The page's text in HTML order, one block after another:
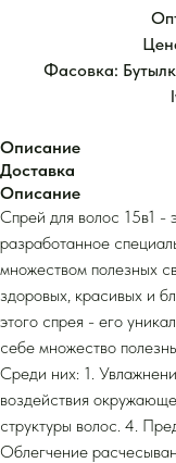
Фасовка:
Описание
Доставка
Описание
Спрей для волос 15в1 -
разработанное
множеством полезных
здоровых, красивых и
этого спрея - его
себе множество
Среди них: 1.
воздействия
структуры волос. 4.
Облегчение